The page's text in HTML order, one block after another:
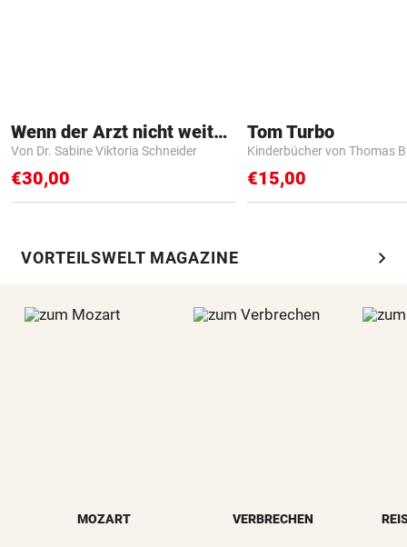
Wenn der Arzt nicht weiter weiß
Von Dr. Sabine Viktoria Schneider
€30,00
Tom Turbo
Kinderbücher von Thomas
€15,00
VORTEILSWELT MAGAZINE chevron_right
MOZART VERBRECHEN